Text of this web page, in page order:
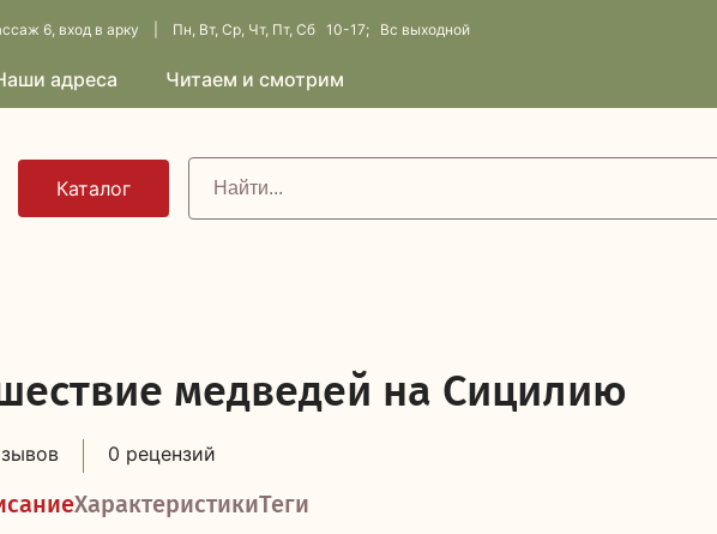
6, вход в арку | Пн, Вт, Ср, Чт, Пт, Сб 10-17; Вс выходной
адреса Читаем и смотрим
медведей на Сицилию
0 рецензий
ХарактеристикиТеги